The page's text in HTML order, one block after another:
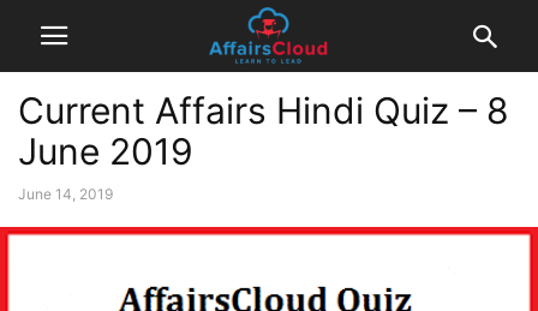
Current Affairs Hindi Quiz – 8
June 2019
June 14, 2019